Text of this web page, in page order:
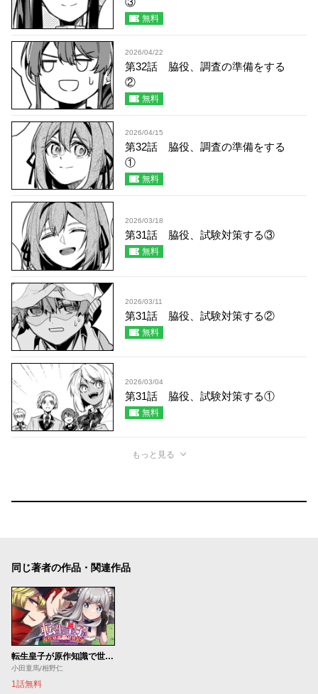
無料
2026/04/22
第32話 脇役、調査の準備をする
②
無料
2026/04/15
第32話 脇役、調査の準備をする
①
無料
2026/03/18
第31話 脇役、試験対策する③
無料
2026/03/11
第31話 脇役、試験対策する②
無料
2026/03/04
第31話 脇役、試験対策する①
無料
もっと見る
同じ著者の作品・関連作品
転生皇子が原作知識で世界最強
小田童馬/相野仁
1話無料